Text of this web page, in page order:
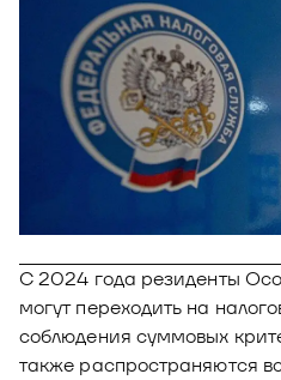
Новости
Блог
Видео и аудио
Документы
Юнион - решение для
рекрутмента
О решении
Кейсы клиентов
Новости и публикации
Пилотный проект
Документы
Оазис - платформа для
управления рисками
С 2024 года резиденты
могут переходить на
соблюдения суммовых
также распространяются